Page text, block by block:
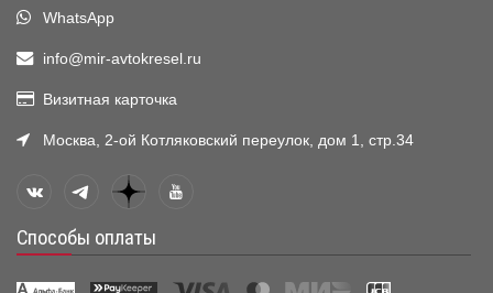
WhatsApp
info@mir-avtokresel.ru
Визитная карточка
Москва, 2-ой Котляковский переулок, дом 1, стр.34
Способы оплаты